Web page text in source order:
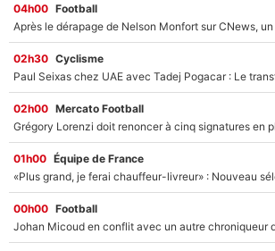
04h00 Football
02h30 Cyclisme
02h00 Mercato Football
01h00 Équipe de France
00h00 Football